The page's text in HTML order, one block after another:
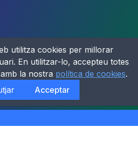
utilitza cookies per millorar
En utilitzar-lo, accepteu totes
la nostra política de cookies.
Acceptar